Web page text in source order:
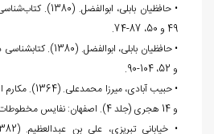
• حافظیان بابلی،
49 و 50، 87-74.
و 52، 104-90.
و 14 هجری (جلد 4). اصفهان: نفایس مخطوطات.